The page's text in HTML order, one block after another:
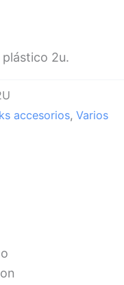
plástico 2u.
accesorios, Varios